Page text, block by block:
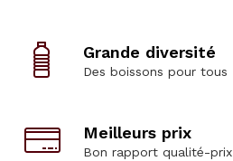
Grande diversité
Des boissons pour tous
Meilleurs prix
Bon rapport qualité-prix